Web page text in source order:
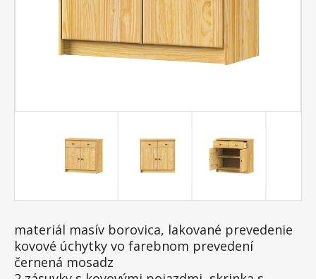
materiál masív borovica, lakované prevedenie
kovové úchytky vo farebnom prevedení
černená mosadz